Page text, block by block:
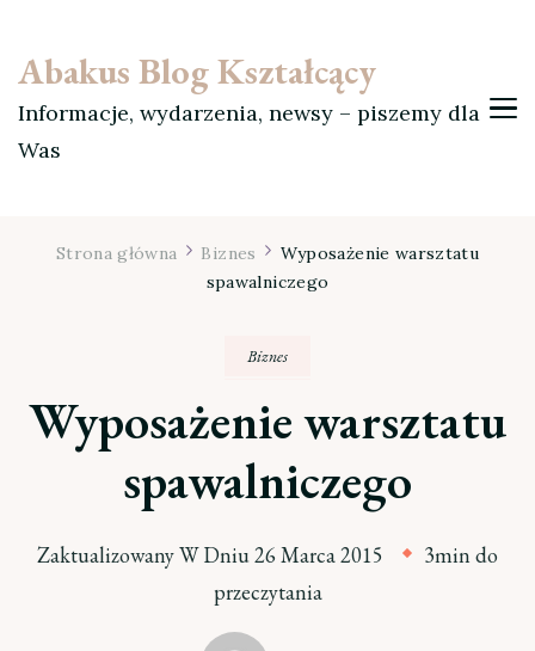
Abakus Blog Kształcący
Informacje, wydarzenia, newsy – piszemy dla
Was
Strona główna Biznes
Wyposażenie warsztatu
spawalniczego
Biznes
Wyposażenie warsztatu
spawalniczego
Zaktualizowany W Dniu26 Marca 2015
3min do
przeczytania